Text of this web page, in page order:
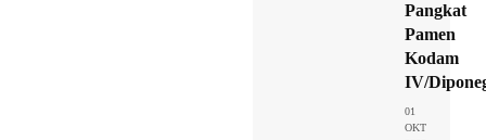
Pangkat
Pamen
Kodam
IV/
01
OKT